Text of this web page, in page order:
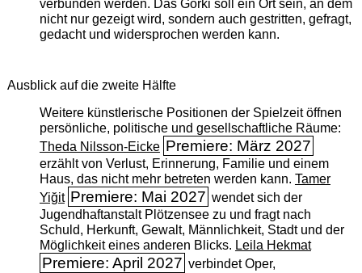
verbunden werden. Das Gorki soll ein Ort sein, an dem
nicht nur gezeigt wird, sondern auch gestritten, gefragt,
gedacht und widersprochen werden kann.
Ausblick auf die zweite Hälfte
Weitere künstlerische Positionen der Spielzeit öffnen
persönliche, politische und gesellschaftliche Räume:
Theda Nilsson-Eicke Premiere: März 2027
erzählt von Verlust, Erinnerung, Familie und einem
Haus, das nicht mehr betreten werden kann. Tamer
Yiğit Premiere: Mai 2027 wendet sich der
Jugendhaftanstalt Plötzensee zu und fragt nach
Schuld, Herkunft, Gewalt, Männlichkeit, Stadt und der
Möglichkeit eines anderen Blicks. Leila Hekmat
Premiere: April 2027 verbindet Oper,